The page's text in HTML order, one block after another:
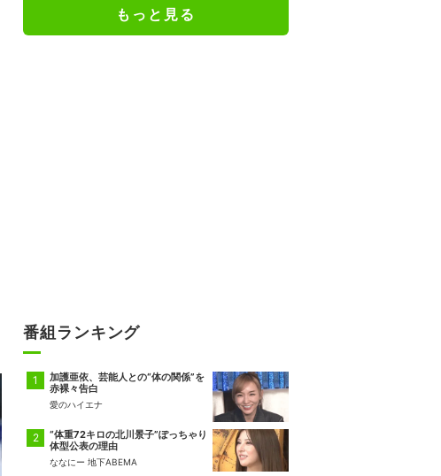
もっと見る
番組ランキング
加護亜依、芸能人との“体の関係”を
赤裸々告白
愛のハイエナ
“体重72キロの北川景子”ぽっちゃり
体型公表の理由
ななにー 地下ABEMA